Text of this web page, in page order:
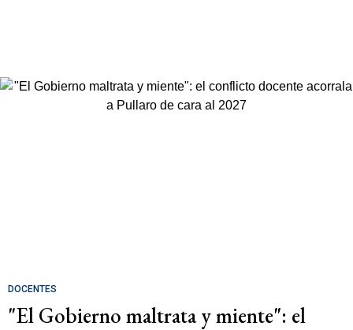
DOCENTES
"El Gobierno maltrata y miente": el